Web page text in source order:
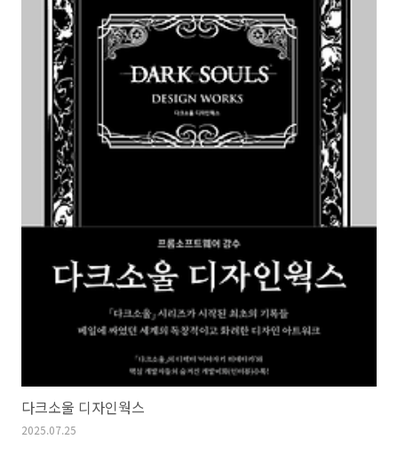
다크소울 디자인웍스
2025.07.25